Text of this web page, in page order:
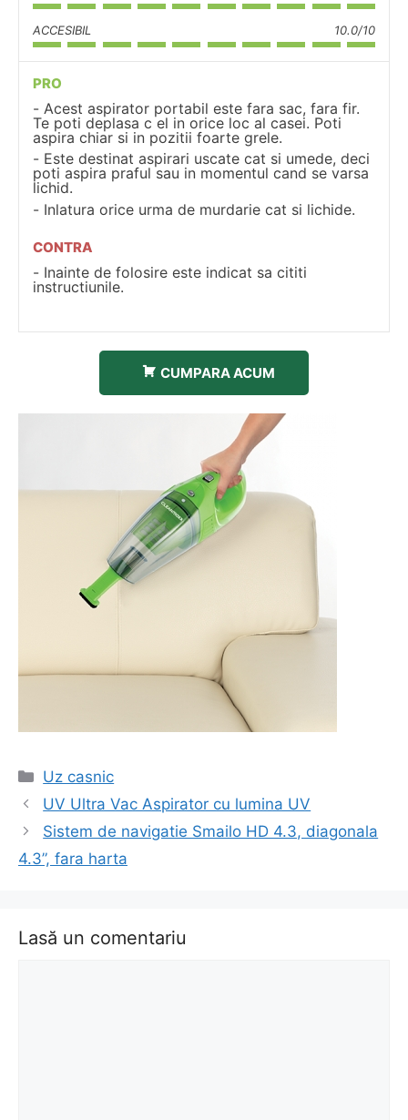
ACCESIBIL 10.0/10
PRO
Acest aspirator portabil este fara sac, fara fir.
Te poti deplasa c el in orice loc al casei. Poti
aspira chiar si in pozitii foarte grele.
Este destinat aspirari uscate cat si umede, deci
poti aspira praful sau in momentul cand se varsa
lichid.
Inlatura orice urma de murdarie cat si lichide.
CONTRA
Inainte de folosire este indicat sa cititi
instructiunile.
CUMPARA ACUM
Categorii
Uz casnic
Navigare
în
UV Ultra Vac Aspirator cu lumina UV
Sistem de navigatie Smailo HD 4.3, diagonala
4.3”, fara harta
Lasă un comentariu